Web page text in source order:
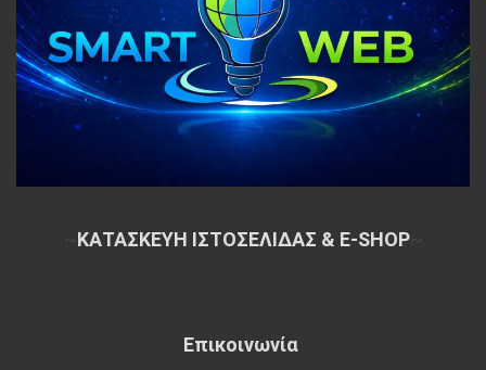
ΚΑΤΑΣΚΕΥΗ ΙΣΤΟΣΕΛΙΔΑΣ & E-SHOP~
Επικοινωνία